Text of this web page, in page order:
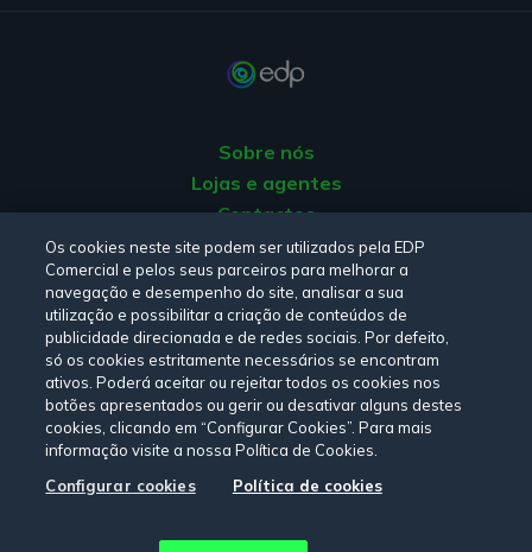
Sobre nós
Lojas e agentes
Contactos
Apoio ao Cliente
Origem da energia
Livro de Reclamações
Consulte a nossaPolítica de privacidade, Política de cookies
Termos e CondiçõeseDeclaração de Acessibilidade.
© Copyright 2026 - EDP Comercial. Todos os direitos
Os cookies neste site podem ser utilizados pela EDP
Comercial e pelos seus parceiros para melhorar a
navegação e desempenho do site, analisar a sua
utilização e possibilitar a criação de conteúdos de
publicidade direcionada e de redes sociais. Por defeito,
só os cookies estritamente necessários se encontram
ativos. Poderá aceitar ou rejeitar todos os cookies nos
botões apresentados ou gerir ou desativar alguns destes
cookies, clicando em “Configurar Cookies”. Para mais
informação visite a nossa Política de Cookies.
Configurar cookies
Política de cookies